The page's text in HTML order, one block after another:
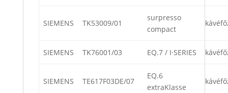
SIEMENS TK53009/01
surpresso
compact
SIEMENS TK76001/03 EQ.7 / I·SERIES
SIEMENS TE617F03DE/07
EQ.6
extraKlasse